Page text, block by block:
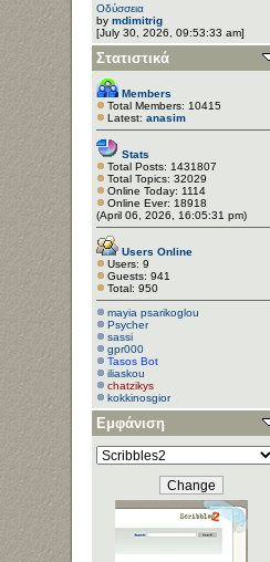
Οδύσσεια
by mdimitrig
[July 30, 2026, 09:53:33 am]
Στατιστικά
Members
Total Members: 10415
Latest: anasim
Stats
Total Posts: 1431807
Total Topics: 32029
Online Today: 1114
Online Ever: 18918
(April 06, 2026, 16:05:31 pm)
Users Online
Users: 9
Guests: 941
Total: 950
mayia psarikoglou
Psycher
sassi
gpr000
Tasos Bot
iliaskou
chatzikys
kokkinosgior
Εμφάνιση